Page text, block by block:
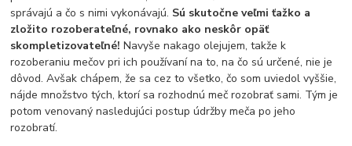
správajú a čo s nimi vykonávajú. Sú skutočne veľmi ťažko a
zložito rozoberateľné, rovnako ako neskôr opäť
skompletizovateľné! Navyše nakago olejujem, takže k
rozoberaniu mečov pri ich používaní na to, na čo sú určené, nie je
dôvod. Avšak chápem, že sa cez to všetko, čo som uviedol vyššie,
nájde množstvo tých, ktorí sa rozhodnú meč rozobrať sami. Tým je
potom venovaný nasledujúci postup údržby meča po jeho
rozobratí.